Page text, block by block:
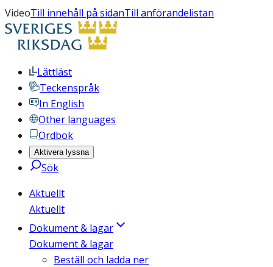
VideoTill innehåll på sidanTill anförandelistan
Lättläst
Teckenspråk
In English
Other languages
Ordbok
Aktivera lyssna
Sök
Aktuellt
Aktuellt
Dokument & lagar
Dokument & lagar
Beställ och ladda ner